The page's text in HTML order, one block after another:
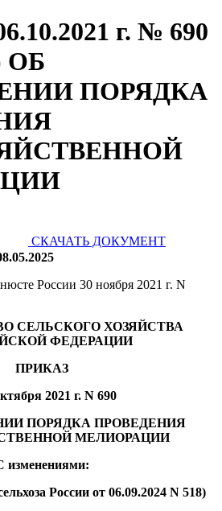
г. № 690
ОБ
ПОРЯДКА
СКАЧАТЬ ДОКУМЕНТ
России 30 ноября 2021 г. N
СЕЛЬСКОГО ХОЗЯЙСТВА
ФЕДЕРАЦИИ
ПРИКАЗ
2021 г. N 690
ПОРЯДКА ПРОВЕДЕНИЯ
МЕЛИОРАЦИИ
изменениями:
России от 06.09.2024 N 518)